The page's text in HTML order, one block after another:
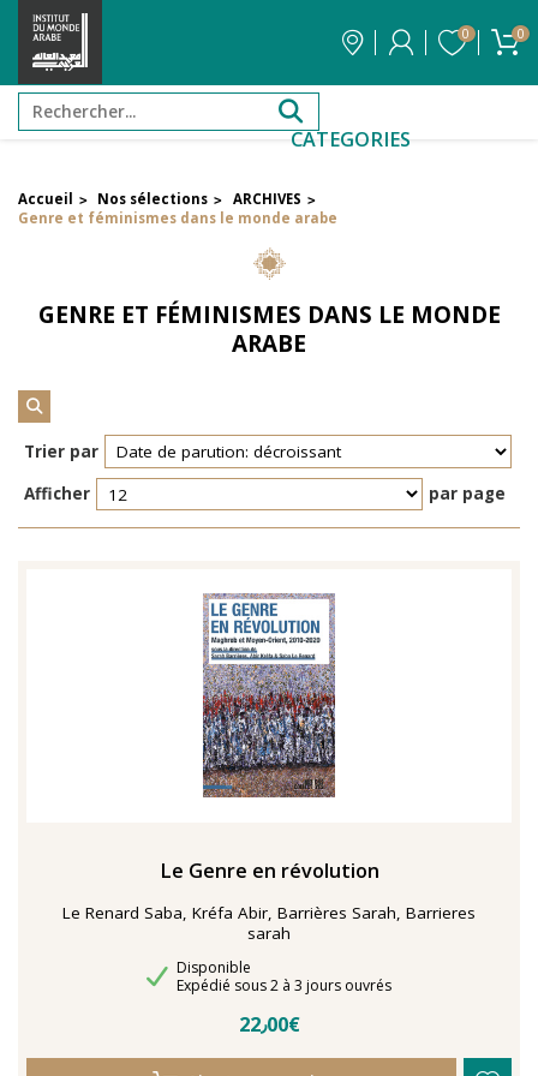
0 0
CATEGORIES
FILTRER PAR PRIX
Filtrer par attribut
Auteur
Éditeur
Réinitialiser les filtres
TENTER L'ART POUR SOIGNER
Accueil > Nos sélections > ARCHIVES >
Genre et féminismes dans le monde arabe
GENRE ET FÉMINISMES DANS LE MONDE
ARABE
Trier par
Afficher
par page
Le Genre en révolution
Le Renard Saba, Kréfa Abir, Barrières Sarah, Barrieres
sarah
Disponibilité
Disponible
Délais de livraison
Expédié sous 2 à 3 jours ouvrés
22٫00€